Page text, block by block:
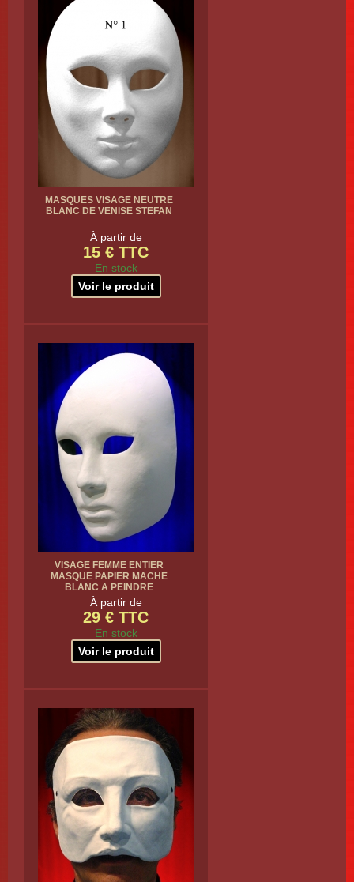
MASQUES VISAGE NEUTRE
BLANC DE VENISE STEFAN
À partir de
15 € TTC
En stock
Voir le produit
VISAGE FEMME ENTIER
MASQUE PAPIER MACHE
BLANC A PEINDRE
À partir de
29 € TTC
En stock
Voir le produit